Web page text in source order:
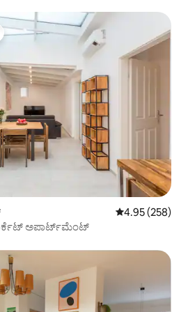
5 ರಲ್ಲಿ 4.95
4.95 (258)
ಅಪಾರ್ಟ್‌ಮೆಂಟ್